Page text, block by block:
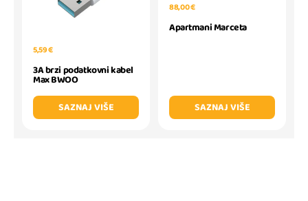
5,59 €
3A brzi podatkovni kabel
Max BWOO
SAZNAJ VIŠE
88,00 €
Apartmani Marceta
SAZNAJ VIŠE